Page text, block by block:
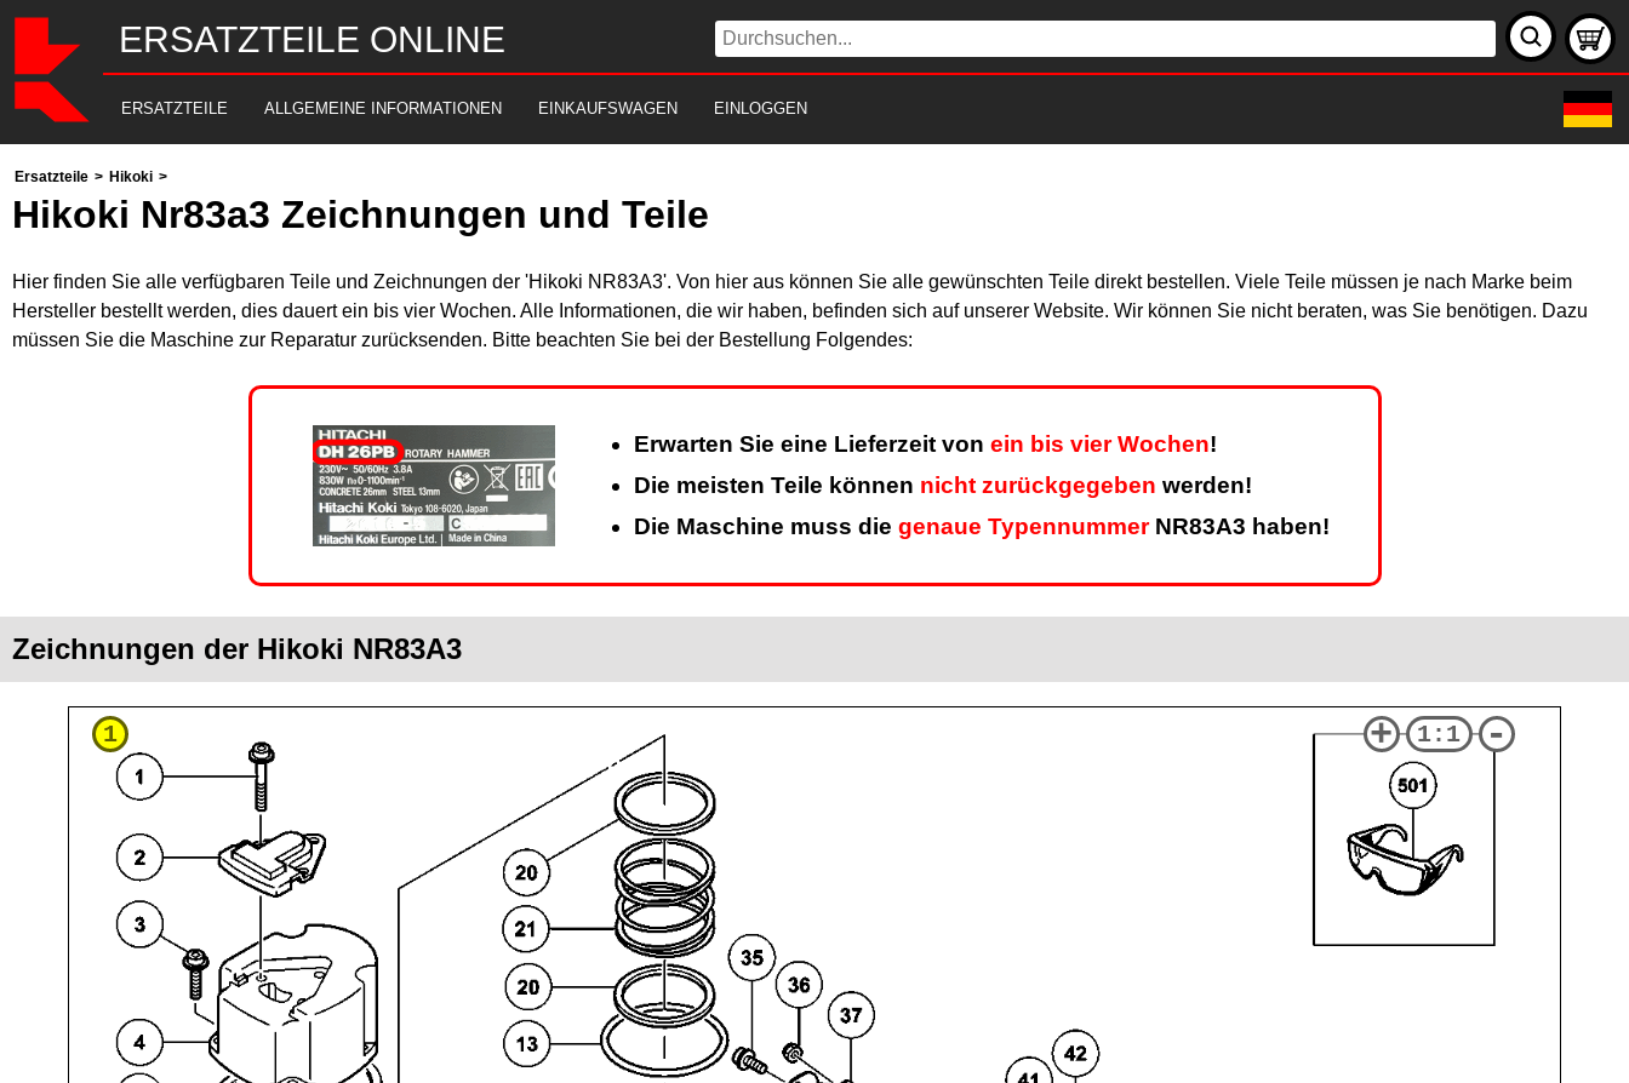
ERSATZTEILE ONLINE
ERSATZTEILE ALLGEMEINE INFORMATIONEN EINKAUFSWAGEN EINLOGGEN
Ersatzteile > Hikoki >
Hikoki Nr83a3 Zeichnungen und Teile
Hier finden Sie alle verfügbaren Teile und Zeichnungen der 'Hikoki NR83A3'. Von hier aus können Sie alle gewünschten Teile direkt bestellen. Viele Teile müssen je nach Marke beim
Hersteller bestellt werden, dies dauert ein bis vier Wochen. Alle Informationen, die wir haben, befinden sich auf unserer Website. Wir können Sie nicht beraten, was Sie benötigen. Dazu
müssen Sie die Maschine zur Reparatur zurücksenden. Bitte beachten Sie bei der Bestellung Folgendes:
Erwarten Sie eine Lieferzeit von ein bis vier Wochen!
Die meisten Teile können nicht zurückgegeben werden!
Die Maschine muss die genaue TypennummerNR83A3 haben!
Zeichnungen der Hikoki NR83A3
1 + 1:1 -